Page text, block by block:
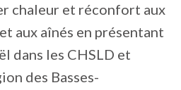
chaleur et réconfort aux
aux aînés en présentant
dans les CHSLD et
des Basses-